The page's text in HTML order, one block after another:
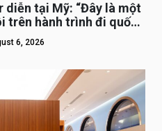
tại Mỹ: “Đây là một
trên hành trình đi quốc
6, 2026